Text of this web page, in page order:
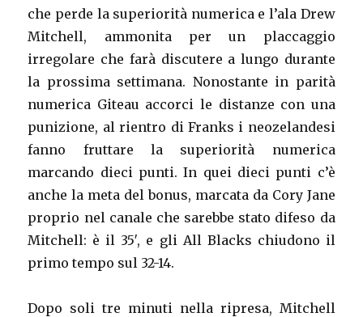
che perde la superiorità numerica e l’ala Drew
Mitchell, ammonita per un placcaggio
irregolare che farà discutere a lungo durante
la prossima settimana. Nonostante in parità
numerica Giteau accorci le distanze con una
punizione, al rientro di Franks i neozelandesi
fanno fruttare la superiorità numerica
marcando dieci punti. In quei dieci punti c’è
anche la meta del bonus, marcata da Cory Jane
proprio nel canale che sarebbe stato difeso da
Mitchell: è il 35′, e gli All Blacks chiudono il
primo tempo sul 32-14.
Dopo soli tre minuti nella ripresa, Mitchell